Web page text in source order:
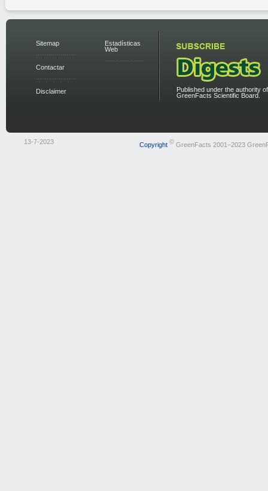
Sitemap
Contactar
Disclaimer
Estadísticas
Web
Published under the authority
GreenFacts Scientific Board.
13-7-2023 Copyright ©GreenFacts 2001–2023